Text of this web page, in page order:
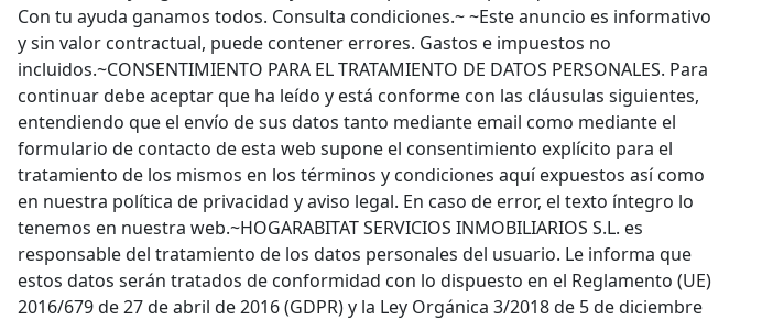
Con tu ayuda ganamos todos. Consulta condiciones.~ ~Este anuncio es informativo
y sin valor contractual, puede contener errores. Gastos e impuestos no
incluidos.~CONSENTIMIENTO PARA EL TRATAMIENTO DE DATOS PERSONALES. Para
continuar debe aceptar que ha leído y está conforme con las cláusulas siguientes,
entendiendo que el envío de sus datos tanto mediante email como mediante el
formulario de contacto de esta web supone el consentimiento explícito para el
tratamiento de los mismos en los términos y condiciones aquí expuestos así como
en nuestra política de privacidad y aviso legal. En caso de error, el texto íntegro lo
tenemos en nuestra web.~HOGARABITAT SERVICIOS INMOBILIARIOS S.L. es
responsable del tratamiento de los datos personales del usuario. Le informa que
estos datos serán tratados de conformidad con lo dispuesto en el Reglamento (UE)
2016/679 de 27 de abril de 2016 (GDPR) y la Ley Orgánica 3/2018 de 5 de diciembre